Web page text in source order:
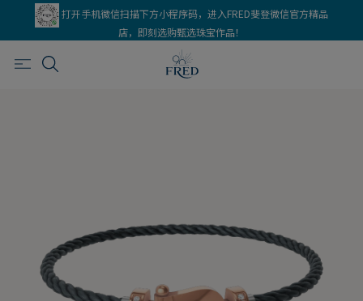
打开手机微信扫描下方小程序码，进入FRED斐登微信官方精品
店，即刻选购甄选珠宝作品！